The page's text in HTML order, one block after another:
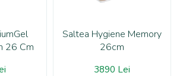
26 Cm
Saltea Hygiene Memory
26cm
3890 Lei